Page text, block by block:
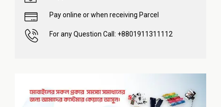
Pay online or when receiving Parcel
For any Question Call: +8801911311112